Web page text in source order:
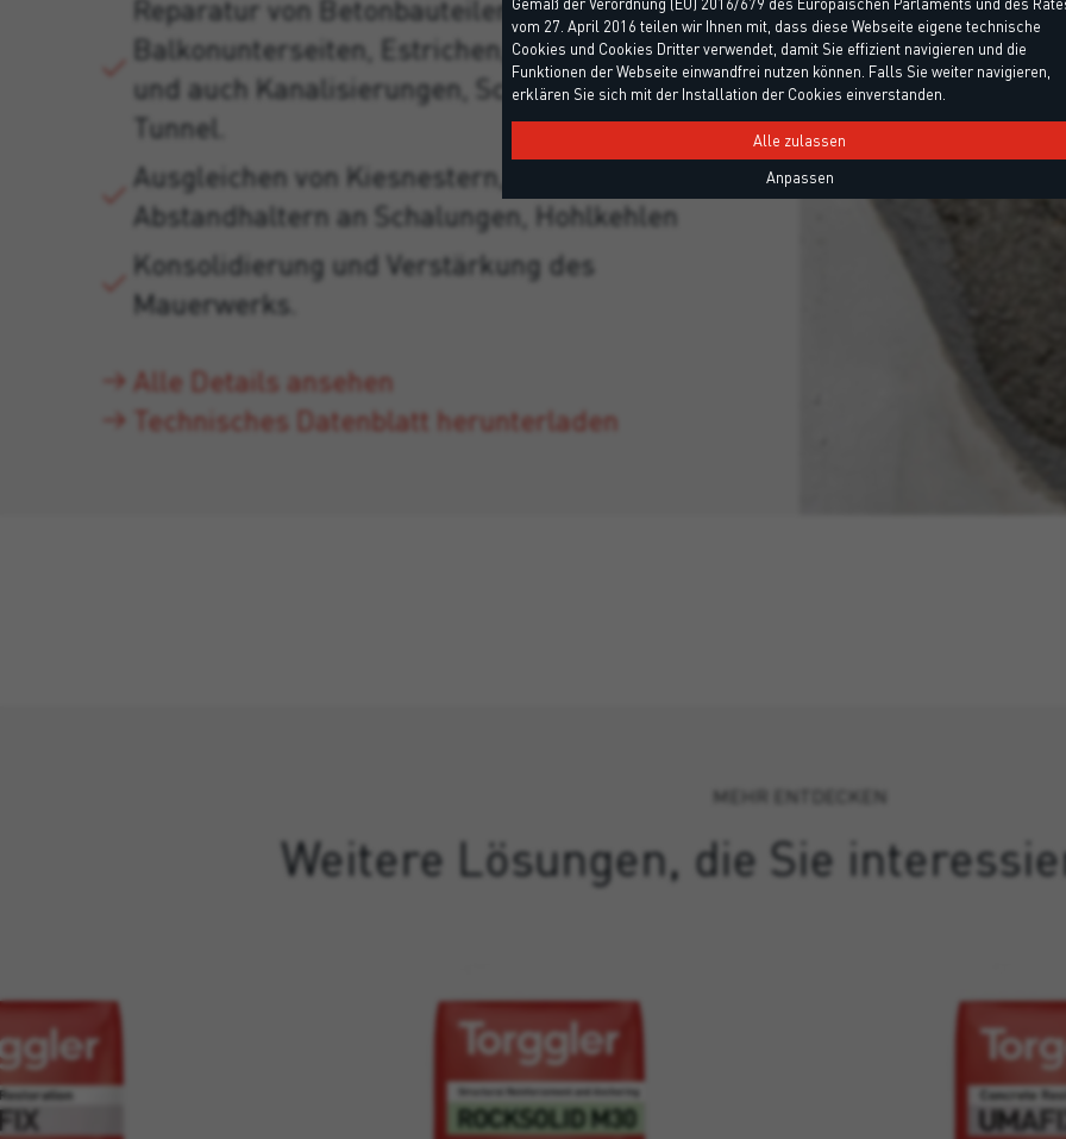
Reparatur von Betonbauteilen,
Balkonunterseiten, Estrichen, Fertigbauteilen
und auch Kanalisierungen, Schutzwände und
Tunnel.
Ausgleichen von Kiesnestern, Löchern von
Abstandhaltern an Schalungen, Hohlkehlen
Konsolidierung und Verstärkung des
Mauerwerks.
Alle Details ansehen
Technisches Datenblatt herunterladen
MEHR ENTDECKEN
Weitere Lösungen, die Sie
vom 27. April 2016 teilen wir Ihnen mit, dass diese Webseite eigene technische
Cookies und Cookies Dritter verwendet, damit Sie effizient navigieren und die
Funktionen der Webseite einwandfrei nutzen können. Falls Sie weiter navigieren,
erklären Sie sich mit der Installation der Cookies einverstanden.
Alle zulassen
Anpassen